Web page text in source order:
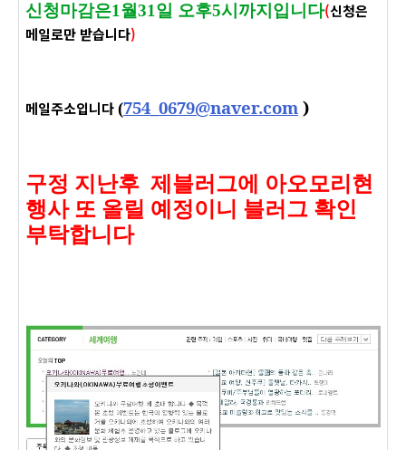
신청마감은1월31일 오후5시까지입니다(신청은
메일로만 받습니다)
메일주소입니다(754_0679@naver.com )
구정 지난후 제블러그에 아오모리현
행사 또 올릴 예정이니 블러그 확인
부탁합니다